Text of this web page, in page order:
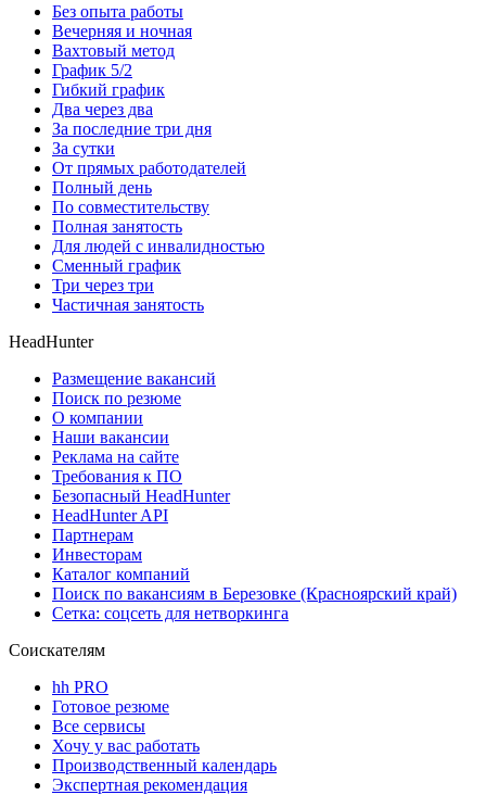
Без опыта работы
Вечерняя и ночная
Вахтовый метод
График 5/2
Гибкий график
Два через два
За последние три дня
За сутки
От прямых работодателей
Полный день
По совместительству
Полная занятость
Для людей с инвалидностью
Сменный график
Три через три
Частичная занятость
HeadHunter
Размещение вакансий
Поиск по резюме
О компании
Наши вакансии
Реклама на сайте
Требования к ПО
Безопасный HeadHunter
HeadHunter API
Партнерам
Инвесторам
Каталог компаний
Поиск по вакансиям в Березовке (Красноярский край)
Сетка: соцсеть для нетворкинга
Соискателям
hh PRO
Готовое резюме
Все сервисы
Хочу у вас работать
Производственный календарь
Экспертная рекомендация